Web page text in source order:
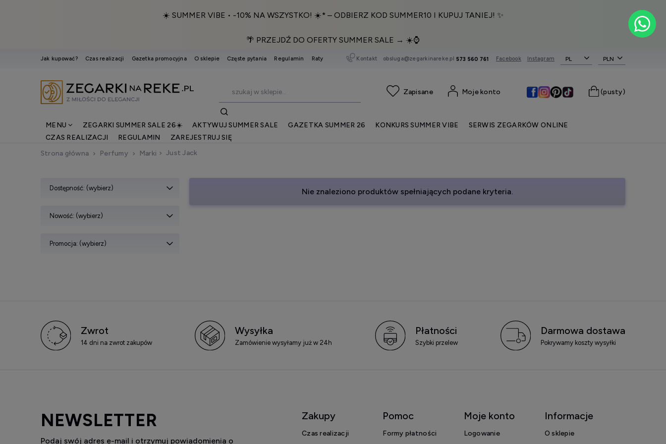
☀️ SUMMER VIBE • -10% NA WSZYSTKO! ☀️* – ODBIERZ KOD SUMMER10 I KUPUJ TANIEJ! ✨
🌴 PRZEJDŹ DO OFERTY SUMMER SALE → ☀️⌚️
Jak kupować? Czas realizacji Gazetka promocyjna O sklepie Częste pytania Regulamin Raty Kontakt obsluga@zegarkinareke.pl 573 560 761 Facebook Instagram PL
(pusty)
Moje konto
MENU ZEGARKI SUMMER SALE 26☀️ AKTYWUJ SUMMER SALE GAZETKA SUMMER 26 KONKURS SUMMER VIBE
SERWIS ZEGARKÓW ONLINE
CZAS REALIZACJI
REGULAMIN
ZAREJESTRUJ SIĘ
Strona główna
Perfumy Marki Just Jack
Dostępność: (wybierz)
Nowość: (wybierz)
Promocja: (wybierz)
Nie znaleziono produktów spełniających podane kryteria.
Zwrot
14 dni na zwrot zakupów
Wysyłka
Zamówienie wysyłamy już w 24h
Płatności
Szybki przelew
Darmowa dostawa
Pokrywamy koszty wysyłki
NEWSLETTER
Podaj swój adres e-mail i otrzymuj powiadomienia o
Zakupy
Czas realizacji
Pomoc
Formy płatności
Moje konto
Logowanie
Informacje
O sklepie